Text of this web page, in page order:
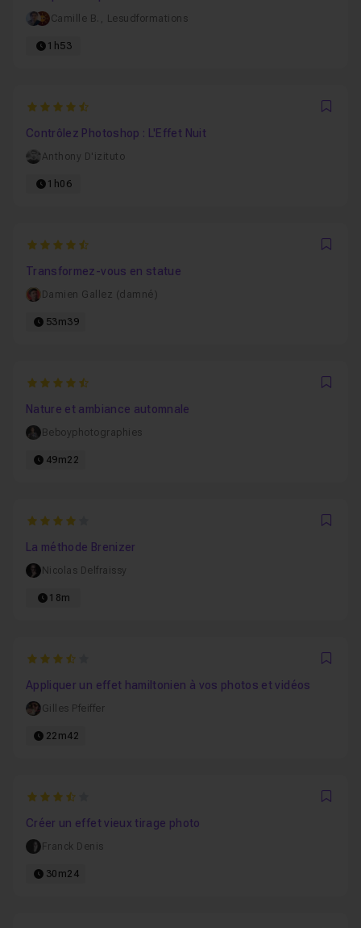
Camille B. , Lesudformations
1h53
4.6
Contrôlez Photoshop : L'Effet Nuit
Anthony D'izituto
1h06
4.5
Transformez-vous en statue
Damien Gallez (damné)
53m39
4.25
Nature et ambiance automnale
Beboyphotographies
49m22
4
La méthode Brenizer
Nicolas Delfraissy
18m
3.6666666666667
Appliquer un effet hamiltonien à vos photos et vidéos
Gilles Pfeiffer
22m42
3.6666666666667
Créer un effet vieux tirage photo
Franck Denis
30m24